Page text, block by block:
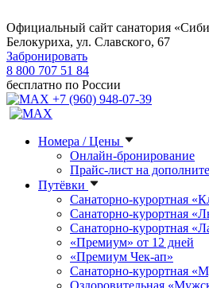
Официальный сайт санатория
Белокуриха, ул. Славского, 67
Забронировать
8 800 707 51 84
бесплатно по России
+7 (960) 948-07-39
Номера / Цены
Онлайн-бронирование
Прайс-лист на
Путёвки
Санаторно-курортная
Санаторно-курортная
Санаторно-курортная
«Премиум» от 12 дней
«Премиум Чек-ап»
Санаторно-курортная
Оздоровительная